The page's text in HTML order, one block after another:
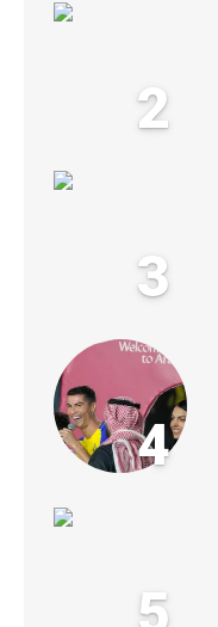
2
3
4
5